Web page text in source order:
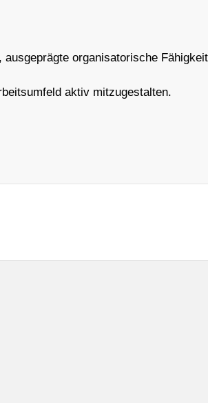
organisatorische
aktiv mitzugestalten.